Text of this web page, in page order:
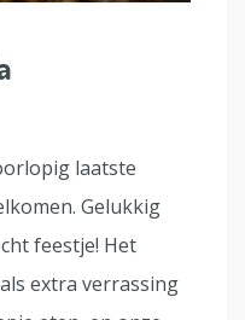
laatste
Gelukkig
feestje! Het
extra verrassing